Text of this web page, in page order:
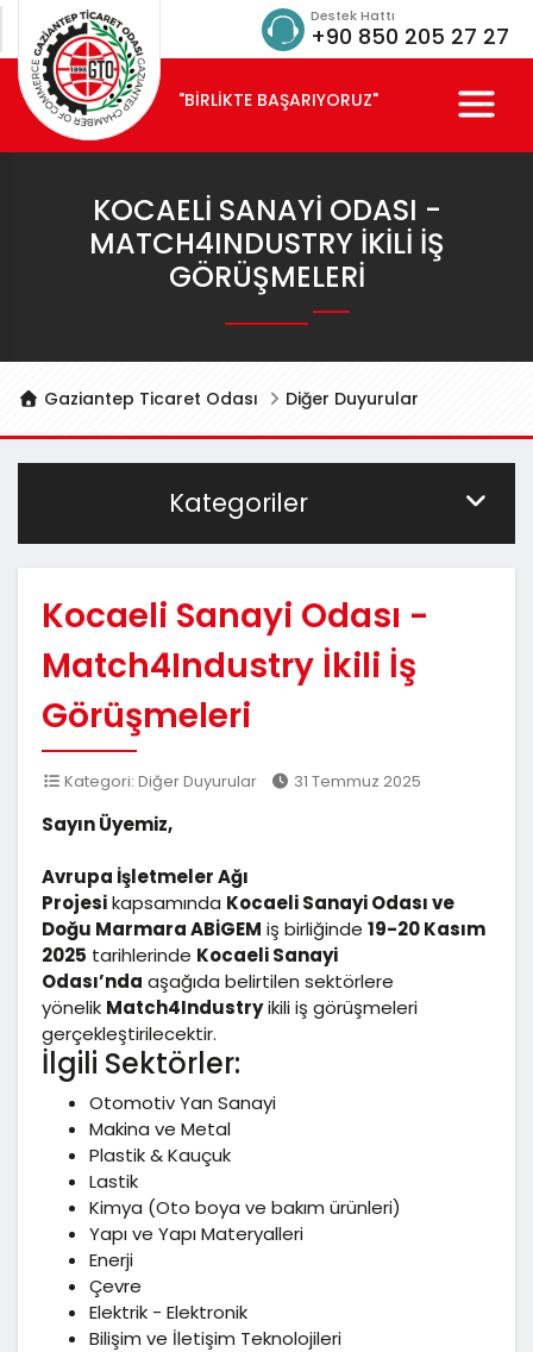
Destek Hattı
+90 850 205 27 27
"BİRLİKTE BAŞARIYORUZ"
KOCAELI SANAYI ODASI -
MATCH4INDUSTRY İKILI İŞ
GÖRÜŞMELERI
Gaziantep Ticaret Odası Diğer Duyurular
Kategoriler
Kocaeli Sanayi Odası -
Match4Industry İkili İş
Görüşmeleri
Kategori: Diğer Duyurular 31 Temmuz 2025
Sayın Üyemiz,
Avrupa İşletmeler Ağı
Projesikapsamında Kocaeli Sanayi Odası ve
Doğu Marmara ABİGEM iş birliğinde 19-20 Kasım
2025 tarihlerinde Kocaeli Sanayi
Odası’nda aşağıda belirtilen sektörlere
yönelik Match4Industryikili iş görüşmeleri
gerçekleştirilecektir.
İlgili Sektörler:
Otomotiv Yan Sanayi
Makina ve Metal
Plastik & Kauçuk
Lastik
Kimya (Oto boya ve bakım ürünleri)
Yapı ve Yapı Materyalleri
Enerji
Çevre
Elektrik - Elektronik
Bilişim ve İletişim Teknolojileri